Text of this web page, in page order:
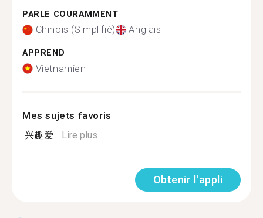
PARLE COURAMMENT
Chinois (Simplifié) Anglais
APPREND
Vietnamien
Mes sujets favoris
l兴趣爱... Lire plus
Obtenir l'appli